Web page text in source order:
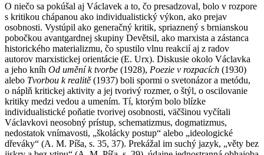
O niečo sa pokúšal aj Václavek a to, čo presadzoval, bolo v rozpore
s kritikou chápanou ako individualistický výkon, ako prejav
osobnosti. Vystúpil ako generačný kritik, spriaznený s brnianskou
pobočkou avantgardnej skupiny Devětsil, ako marxista a zástanca
historického materializmu, čo spustilo vlnu reakcií aj z radov
autorov marxistickej orientácie (E. Urx). Diskusie okolo Václavka
a jeho kníh Od umění k tvorbe (1928), Poezie v rozpacích (1930)
alebo Tvorbou k realitě (1937) boli spormi o svetonázor a metódu,
o náplň kritickej aktivity a jej tvorivý rozmer, o štýl, o oscilovanie
kritiky medzi vedou a umením. Tí, ktorým bolo blízke
individualistické poňatie tvorivej osobnosti, väčšinou vyčítali
Václavkovi neosobný prístup, schematizmus, dogmatizmus,
nedostatok vnímavosti, „školácky postup“ alebo „ideologické
dřeváky“ (A. M. Píša, s. 35, 37). Prekážal im suchý jazyk, „věty bez